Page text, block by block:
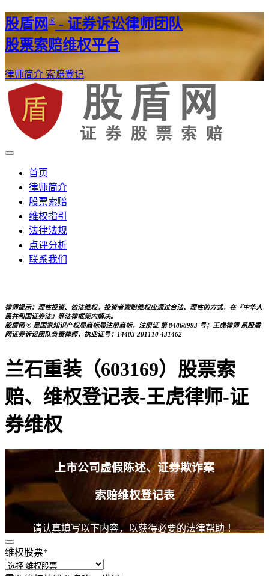
股盾网®- 证券诉讼律师团队
股票索赔维权平台
律师简介 索赔登记
股盾网
证券股票维权网
首页
律师简介
股票索赔
维权指引
法律法规
点评分析
联系我们
律师提示：理性投资、依法维权。投资者索赔维权应通过合法、理性的方式，在『中华人
民共和国证券法』等法律框架内解决。
股盾网 ® 是国家知识产权局商标局注册商标，注册证 第 84868993 号；王虎律师 系股盾
网证券诉讼团队负责律师，执业证号：14403 201110 431462
兰石重装（603169）股票索
赔、维权登记表-王虎律师-证
券维权
上市公司虚假陈述、证券欺诈案
索赔维权登记表
请认真填写以下内容，以获得必要的法律帮助 ！
维权股票*